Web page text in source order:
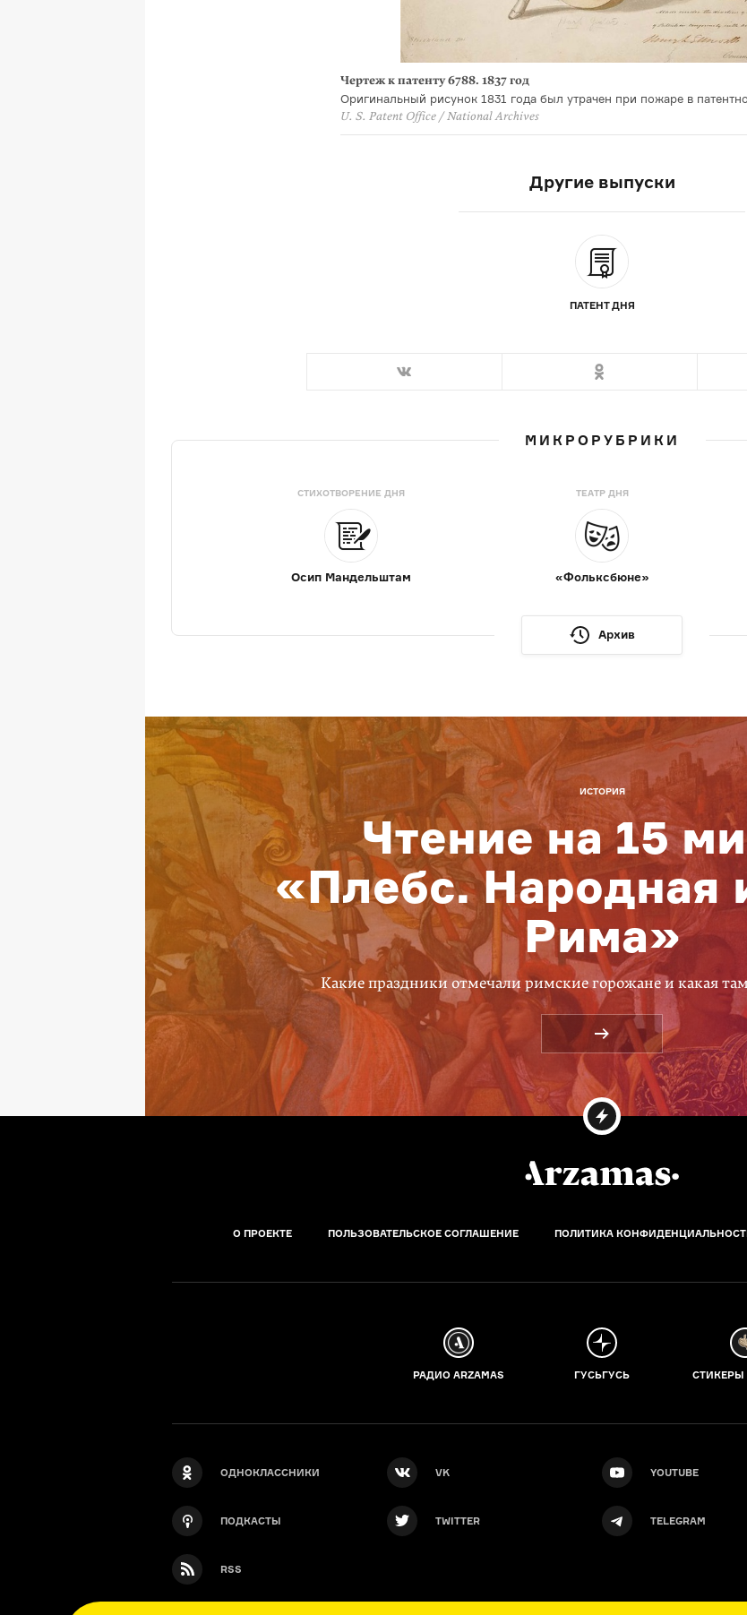
Чертеж к патенту 6788. 1837 год
Оригинальный рисунок 1831 года был утрачен при пожаре в
U. S. Patent Office / National Archives
Другие выпуски
ПАТЕНТ ДНЯ
МИКРОРУБРИКИ
СТИХОТВОРЕНИЕ ДНЯ
Осип Мандельштам
ТЕАТР ДНЯ
«Фольксбюне»
Архив
ИСТОРИЯ
Чтение на 15
«Плебс. Народная
Рима»
Какие праздники отмечали римские горожане и какая
О ПРОЕКТЕ ПОЛЬЗОВАТЕЛЬСКОЕ СОГЛАШЕНИЕ ПОЛИТИКА
РАДИО ARZAMAS ГУСЬГУСЬ СТИКЕРЫ
ОДНОКЛАССНИКИ VK YOUTUBE
ПОДКАСТЫ TWITTER TELEGRAM
RSS